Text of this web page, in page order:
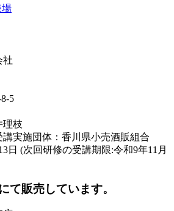
場
社
5
理枝
実施団体：香川県小売酒販組合
日 (次回研修の受講期限:令和9年11月
て販売しています。